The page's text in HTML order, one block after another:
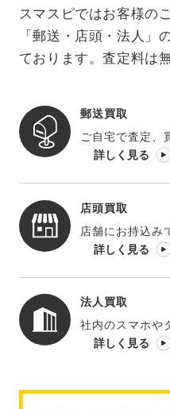
スマスピではお客様の
「郵送・店頭・法人」
ております。査定料は
郵送買取
ご自宅で査定、
詳しく見る
店頭買取
店舗にお持込み
詳しく見る
法人買取
社内のスマホや
詳しく見る